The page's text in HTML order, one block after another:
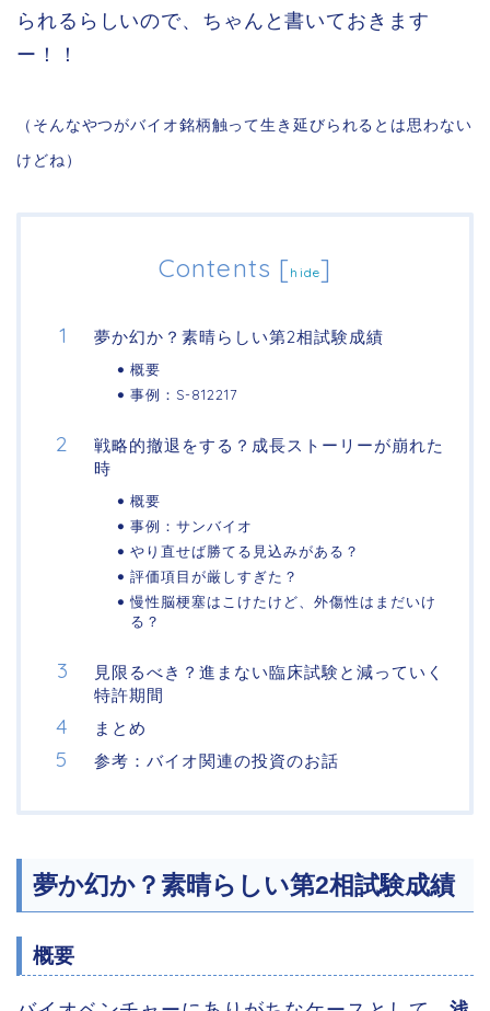
られるらしいので、ちゃんと書いておきます
ー！！
（そんなやつがバイオ銘柄触って生き延びられるとは思わない
けどね）
Contents [hide]
夢か幻か？素晴らしい第2相試験成績
概要
事例：S-812217
戦略的撤退をする？成長ストーリーが崩れた
時
概要
事例：サンバイオ
やり直せば勝てる見込みがある？
評価項目が厳しすぎた？
慢性脳梗塞はこけたけど、外傷性はまだいけ
る？
見限るべき？進まない臨床試験と減っていく
特許期間
まとめ
参考：バイオ関連の投資のお話
夢か幻か？素晴らしい第2相試験成績
概要